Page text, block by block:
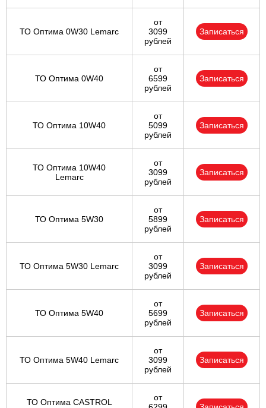
ТО Оптима 0W30 Lemarc
от
3099
рублей
Записаться
ТО Оптима 0W40
от
6599
рублей
Записаться
ТО Оптима 10W40
от
5099
рублей
Записаться
ТО Оптима 10W40
Lemarc
от
3099
рублей
Записаться
ТО Оптима 5W30
от
5899
рублей
Записаться
ТО Оптима 5W30 Lemarc
от
3099
рублей
Записаться
ТО Оптима 5W40
от
5699
рублей
Записаться
ТО Оптима 5W40 Lemarc
от
3099
рублей
Записаться
ТО Оптима CASTROL
от